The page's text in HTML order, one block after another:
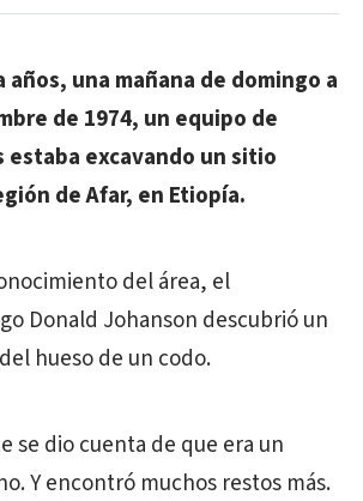
años, una mañana de domingo a
de 1974, un equipo de
excavando un sitio
de Afar, en Etiopía.
del área, el
Donald Johanson descubrió un
hueso de un codo.
se dio cuenta de que era un
Y encontró muchos restos más.